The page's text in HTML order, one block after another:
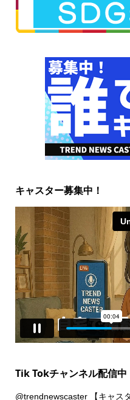
キャスター募集中！
Tik Tokチャンネル配信中
@trendnewscaster【キャス